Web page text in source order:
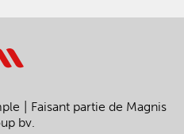
Faisant partie de Magnis
bv.